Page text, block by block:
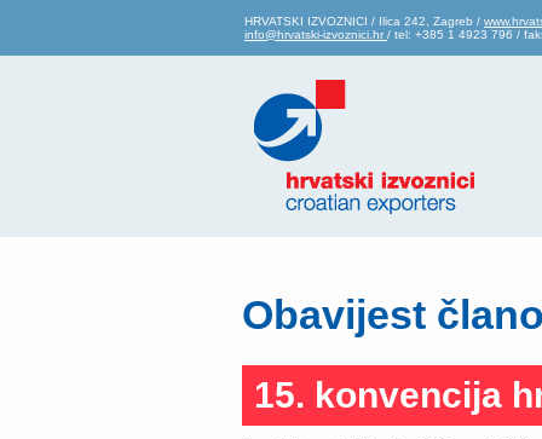
HRVATSKI IZVOZNICI / Ilica 242, Zagreb /
info@hrvatski-izvoznici.hr / tel: +385 1 4923 796 /
Obavijest
15. konvencija